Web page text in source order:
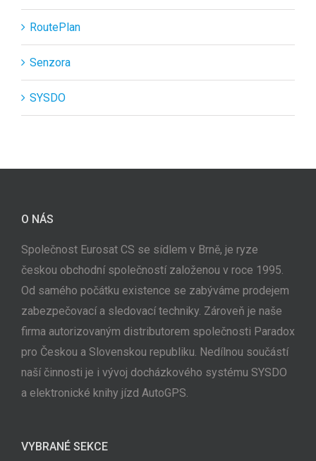
RoutePlan
Senzora
SYSDO
O NÁS
Společnost Eurosat CS se sídlem v Brně, je ryze
českou obchodní společností založenou v roce 1995.
Od samého počátku existence se zabýváme prodejem
zabezpečovací a sledovací techniky. Zároveň je naše
firma autorizovaným distributorem společnosti Paradox
pro Českou a Slovenskou republiku. Nedílnou součástí
naší činnosti je i vývoj docházkového systému SYSDO
a elektronické knihy jízd AutoGPS.
VYBRANÉ SEKCE